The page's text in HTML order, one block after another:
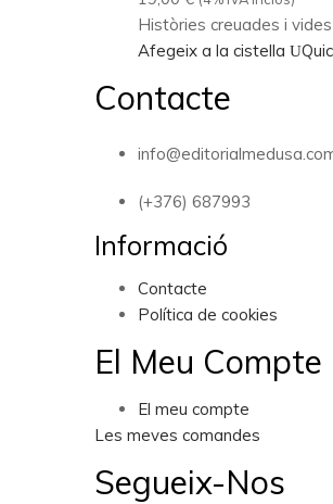
Històries creuades i
Afegeix a la cistella
Contacte
(+376) 687993
Informació
Contacte
Política de cookies
El Meu Compte
El meu compte
Les meves comandes
Segueix-Nos